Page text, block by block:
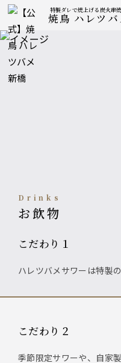
特製ダレで焼上げる炭火串
焼鳥 ハレツバ
Drinks
お飲物
こだわり１
ハレツバメサワーは特
こだわり２
季節限定サワーや、自家